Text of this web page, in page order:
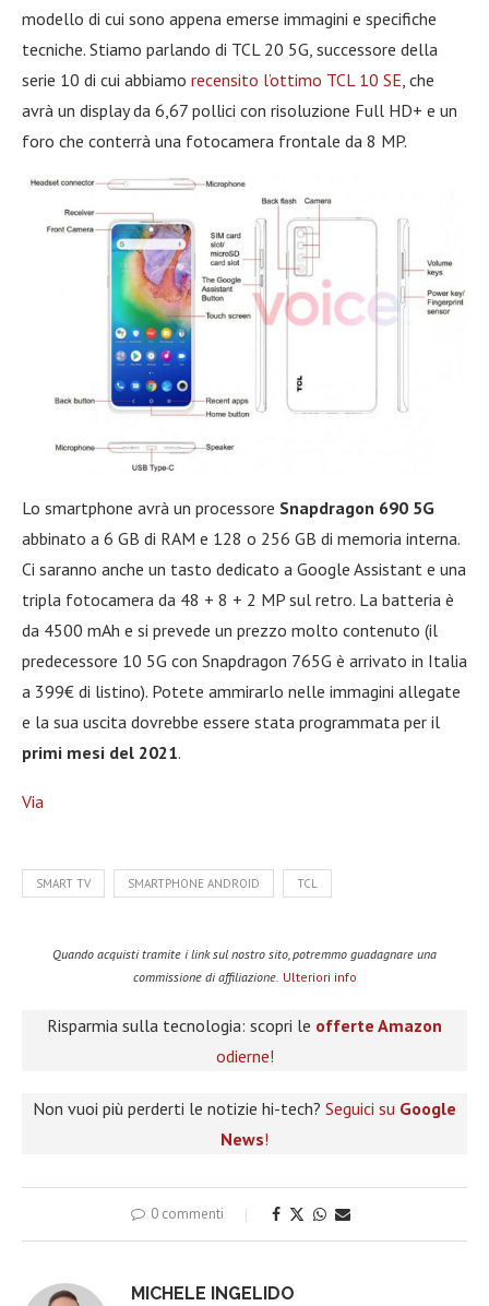
modello di cui sono appena emerse immagini e specifiche
tecniche. Stiamo parlando di TCL 20 5G, successore della
serie 10 di cui abbiamo recensito l’ottimo TCL 10 SE, che
avrà un display da 6,67 pollici con risoluzione Full HD+ e un
foro che conterrà una fotocamera frontale da 8 MP.
Lo smartphone avrà un processore Snapdragon 690 5G
abbinato a 6 GB di RAM e 128 o 256 GB di memoria interna.
Ci saranno anche un tasto dedicato a Google Assistant e una
tripla fotocamera da 48 + 8 + 2 MP sul retro. La batteria è
da 4500 mAh e si prevede un prezzo molto contenuto (il
predecessore 10 5G con Snapdragon 765G è arrivato in Italia
a 399€ di listino). Potete ammirarlo nelle immagini allegate
e la sua uscita dovrebbe essere stata programmata per il
primi mesi del 2021.
Via
SMART TV SMARTPHONE ANDROID TCL
Quando acquisti tramite i link sul nostro sito, potremmo guadagnare una
commissione di affiliazione. Ulteriori info
Risparmia sulla tecnologia: scopri le offerte Amazon
odierne!
Non vuoi più perderti le notizie hi-tech? Seguici su Google
News!
0 commenti
MICHELE INGELIDO